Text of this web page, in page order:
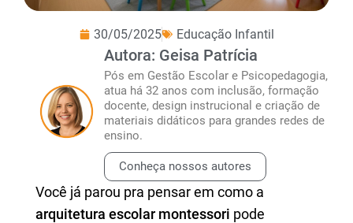
30/05/2025 Educação Infantil
Autora: Geisa Patrícia
Pós em Gestão Escolar e Psicopedagogia,
atua há 32 anos com inclusão, formação
docente, design instrucional e criação de
materiais didáticos para grandes redes de
ensino.
Conheça nossos autores
Você já parou pra pensar em como a
arquitetura escolar montessori pode